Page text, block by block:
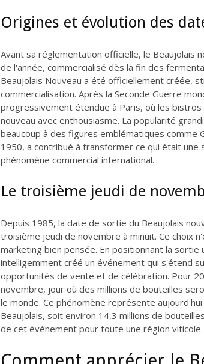
Origines et évolution des
Avant sa réglementation officielle, le Beaujolais
de l'année, commercialisé dès la fin des
Beaujolais Nouveau a été officiellement créée,
commercialisation. Après la Seconde Guerre
progressivement étendue à Paris, où les
nouveau avec enthousiasme. La popularité
beaucoup à des figures emblématiques comme
1950, a contribué à transformer ce qui était une
phénomène commercial international.
Le troisième jeudi de
Depuis 1985, la date de sortie du Beaujolais
troisième jeudi de novembre à minuit. Ce choix
marketing bien pensée. En positionnant la
intelligemment créé un événement qui s'étend
opportunités de vente et de célébration. Pour
novembre, jour où des millions de bouteilles
le monde. Ce phénomène représente
Beaujolais, soit environ 14,3 millions de
de cet événement pour toute une région viticole.